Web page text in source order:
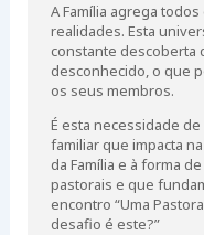
A Família agrega
realidades. Esta
constante descoberta
desconhecido, o que
os seus membros.
É esta necessidade
familiar que impacta
da Família e à forma
pastorais e que
encontro “Uma
desafio é este?”